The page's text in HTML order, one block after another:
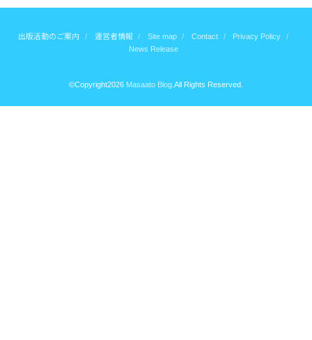
出版活動のご案内 運営者情報 Site map Contact
Privacy Policy
News Release
©Copyright2026 Masaato Blog.All Rights Reserved.